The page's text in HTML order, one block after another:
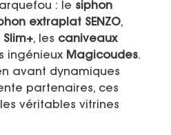
: le siphon
extraplat SENZO,
, les caniveaux
ingénieux Magicoudes.
avant dynamiques
partenaires, ces
véritables vitrines